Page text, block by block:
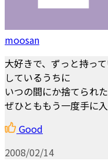
moosan
大好きで、ずっと持っ
しているうちに
いつの間にか捨てられ
ぜひとももう一度手に入
Good
2008/02/14